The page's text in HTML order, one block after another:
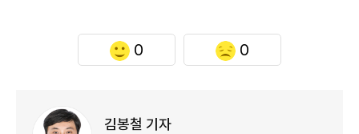
0 0
김봉철 기자